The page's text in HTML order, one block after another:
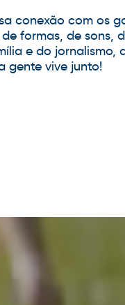
conexão com os
formas, de sons,
e do jornalismo,
gente vive junto!